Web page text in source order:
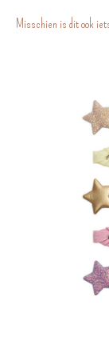
Misschien is dit ook